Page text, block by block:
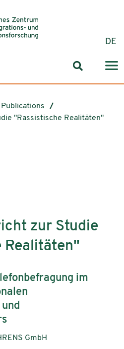
DE
Search
Publications
"Rassistische Realitäten"
zur Studie
Realitäten"
im
GmbH